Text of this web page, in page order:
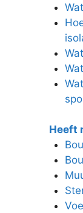
Heeft